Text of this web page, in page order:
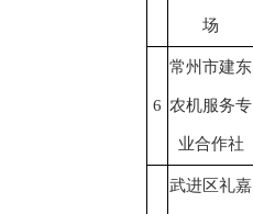
场
6
常州市建东
农机服务专
业合作社
武进区礼嘉